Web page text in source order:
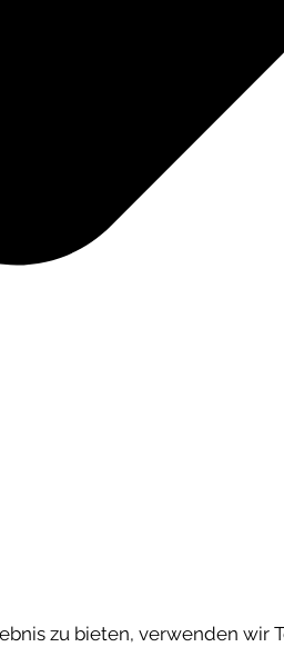
zu bieten, verwenden